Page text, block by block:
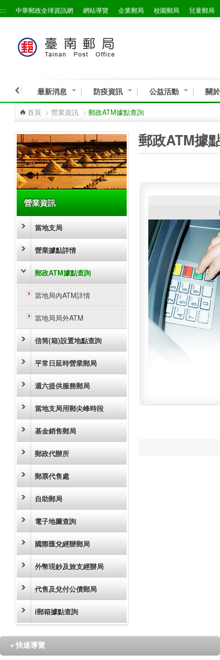
跳到主要內容區塊
::: 中華郵政全球資訊網 網站導覽 企業郵局 校園郵局 兒童郵局
最新消息 防疫資訊 公益活動 關
首頁 > 營業資訊 > 郵政ATM據點查詢
營業資訊
當地支局
營業據點詳情
郵政ATM據點查詢
當地局內ATM詳情
當地局局外ATM
信筒(箱)設置地點查詢
平常日延時營業郵局
週六提供服務郵局
當地支局用郵尖峰時段
基金銷售郵局
郵政代辦所
郵票代售處
自助郵局
電子地圖查詢
國際匯兌經辦郵局
外幣現鈔及旅支經辦局
代售及兌付公債郵局
i郵箱據點查詢
郵政ATM據
▼ 快速導覽